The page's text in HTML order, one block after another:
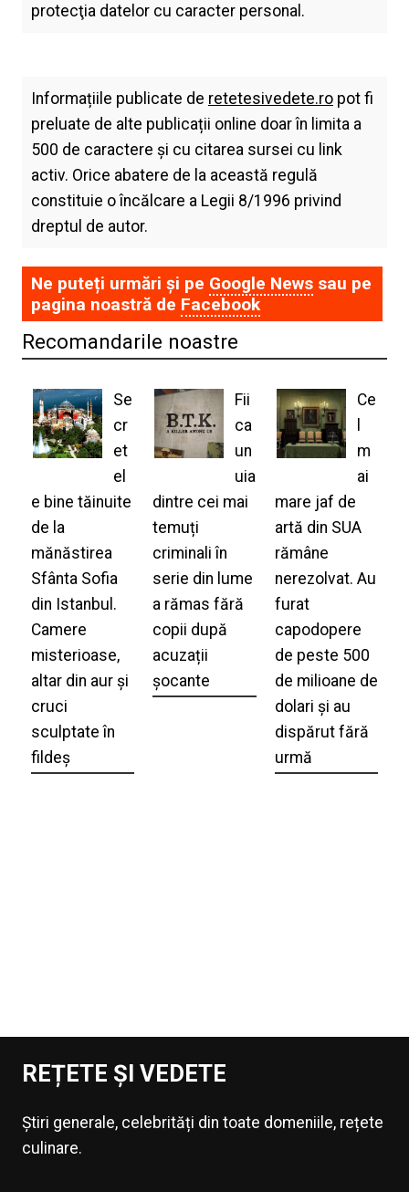
protecţia datelor cu caracter personal.
Informațiile publicate de retetesivedete.ropot fi
preluate de alte publicații online doar în limita a
500 de caractere și cu citarea sursei cu link
activ. Orice abatere de la această regulă
constituie o încălcare a Legii 8/1996 privind
dreptul de autor.
Ne puteți urmări și pe Google Newssau pe
pagina noastră de Facebook
Recomandarile noastre
Se
cr
et
el
e bine tăinuite
de la
mănăstirea
Sfânta Sofia
din Istanbul.
Camere
misterioase,
altar din aur și
cruci
sculptate în
fildeș
Fii
ca
un
uia
dintre cei mai
temuți
criminali în
serie din lume
a rămas fără
copii după
acuzații
șocante
Ce
m
ai
mare jaf de
artă din SUA
rămâne
nerezolvat. Au
furat
capodopere
de peste 500
de milioane de
dolari și au
dispărut fără
urmă
REȚETE ȘI VEDETE
Știri generale, celebrități din toate domeniile, rețete
culinare.